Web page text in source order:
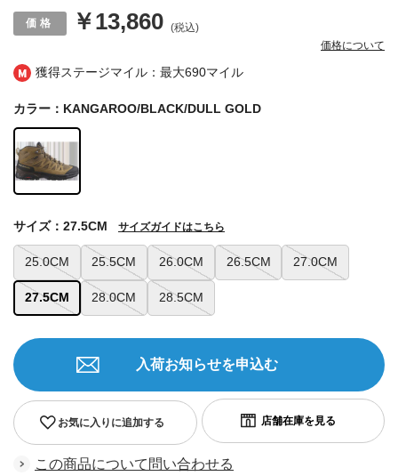
獲得ステージマイル：最大690マイル
￥13,860 (税込)
価格について
カラー：KANGAROO/BLACK/DULL GOLD
25.0CM 25.5CM 26.0CM 26.5CM 27.0CM
27.5CM 28.0CM 28.5CM
サイズ：27.5CM サイズガイドはこちら
お気に入りに追加する
入荷お知らせを申込む
この商品について問い合わせる